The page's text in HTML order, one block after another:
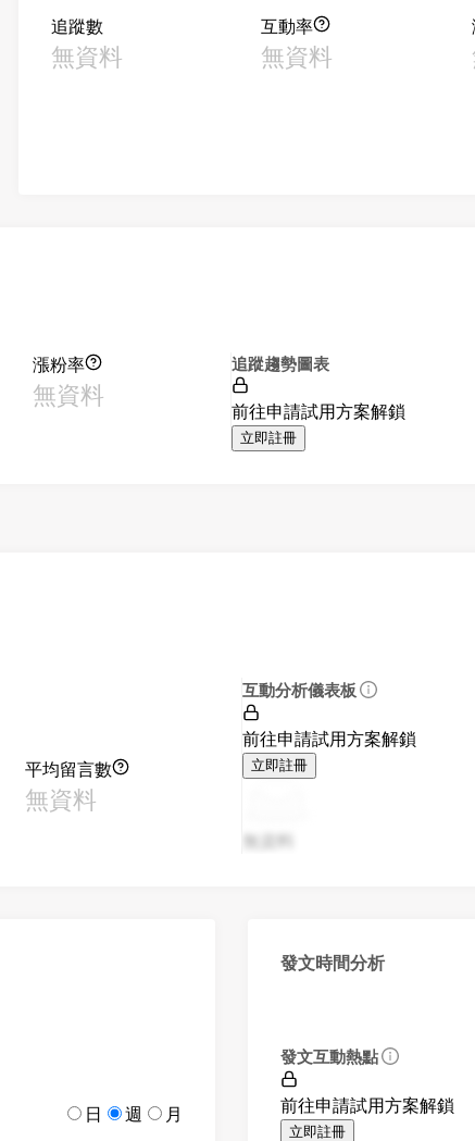
追蹤數
無資料
互動率
無資料
漲粉率
無資料
追蹤趨勢圖表
前往申請試用方案解鎖
立即註冊
平均留言數
無資料
互動分析儀表板
前往申請試用方案解鎖
立即註冊
無資料
日 週 月
發文時間分析
發文互動熱點
前往申請試用方案解鎖
立即註冊